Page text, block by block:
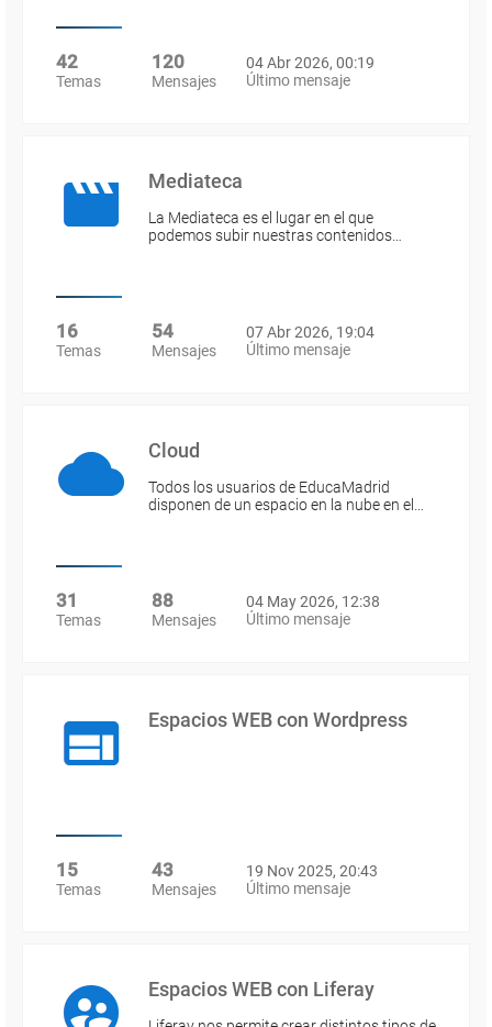
42
Temas
120
Mensajes
04 Abr 2026, 00:19
Último mensaje
Mediateca
La Mediateca es el lugar en el que
podemos subir nuestras contenidos…
16
Temas
54
Mensajes
07 Abr 2026, 19:04
Último mensaje
Cloud
Todos los usuarios de EducaMadrid
disponen de un espacio en la nube en el…
31
Temas
88
Mensajes
04 May 2026, 12:38
Último mensaje
Espacios WEB con Wordpress
15
Temas
43
Mensajes
19 Nov 2025, 20:43
Último mensaje
Espacios WEB con Liferay